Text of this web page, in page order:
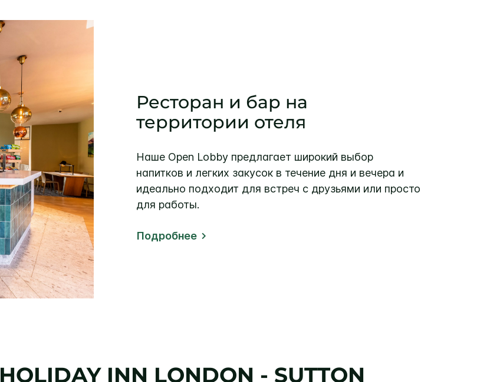
Ресторан и бар на
территории отеля
Наше Open Lobby предлагает широкий выбор
напитков и легких закусок в течение дня и вечера и
идеально подходит для встреч с друзьями или просто
для работы.
Подробнее
HOLIDAY INN LONDON - SUTTON